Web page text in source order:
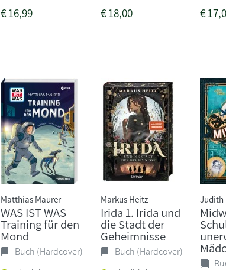
€16,99 €18,00 €
Matthias Maurer
WAS IST WAS
Training für den
Mond
Buch (Hardcover)
Markus Heitz
Irida 1. Irida und
die Stadt der
Geheimnisse
Buch (Hardcover)
Judith